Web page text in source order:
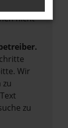
dazu
nicht
Wir
zu
zu